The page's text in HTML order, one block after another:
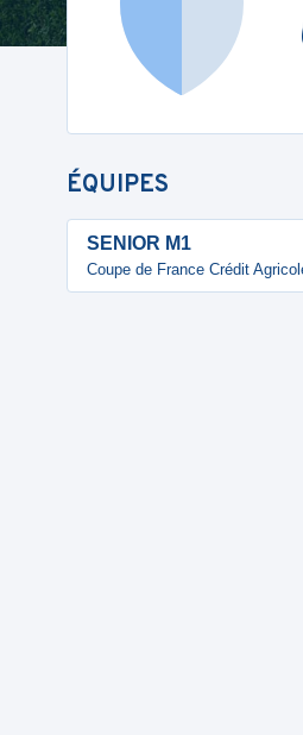
ÉQUIPES
SENIOR M1
Coupe de France Crédit